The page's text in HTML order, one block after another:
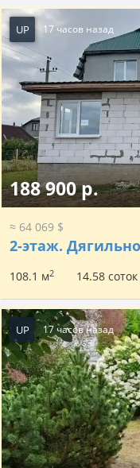
UP 17 часов назад
188 900 р.
≈ 64 069 $
2-этаж.
108.1 м2 14.58 соток
UP 17 часов назад